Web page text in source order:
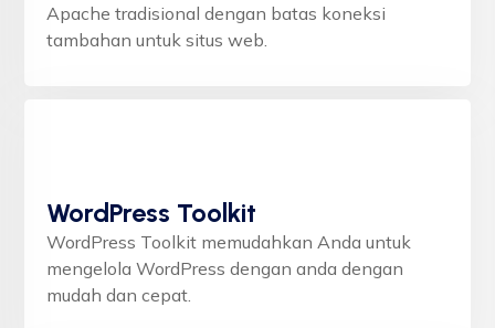
Apache tradisional dengan batas koneksi
tambahan untuk situs web.
WordPress Toolkit
WordPress Toolkit memudahkan Anda untuk
mengelola WordPress dengan anda dengan
mudah dan cepat.